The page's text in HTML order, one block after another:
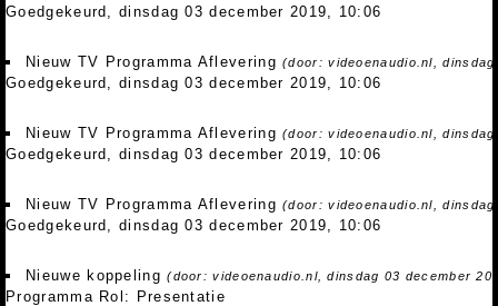
Goedgekeurd, dinsdag 03 december 2019, 10:06
Nieuw TV Programma Aflevering(door: videoenaudio.nl,
Goedgekeurd, dinsdag 03 december 2019, 10:06
Nieuw TV Programma Aflevering(door: videoenaudio.nl,
Goedgekeurd, dinsdag 03 december 2019, 10:06
Nieuw TV Programma Aflevering(door: videoenaudio.nl,
Goedgekeurd, dinsdag 03 december 2019, 10:06
Nieuwe koppeling(door: videoenaudio.nl, dinsdag 03 december
Programma Rol: Presentatie